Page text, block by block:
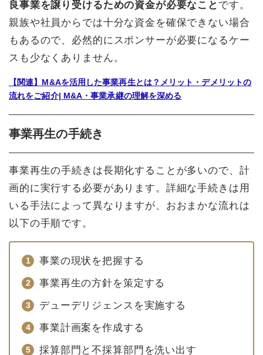
良事業を譲り受けるための資金が必要なこと です。
親族や社員からでは十分な資金を確保できない場合
もあるので、必然的にスポンサーが必要になるケー
スも少なくありません。
【関連】M&Aを活用した事業再生とは？メリット・デメリットの
流れをご紹介| M&A・事業承継の理解を深める
事業再生の手続き
事業再生の手続きは長期化することが多いので、計
画的に実行する必要があります。詳細な手続きは用
いる手法によって異なりますが、おおまかな流れは
以下の手順です。
事業の現状を把握する
事業再生の方針を策定する
デューデリジェンスを実施する
事業計画案を作成する
採算部門と不採算部門を洗い出す